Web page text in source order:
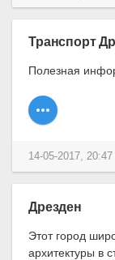
Транспорт
Полезная
14-05-2017, 20:47
Дрезден
Этот город
архитектуры в